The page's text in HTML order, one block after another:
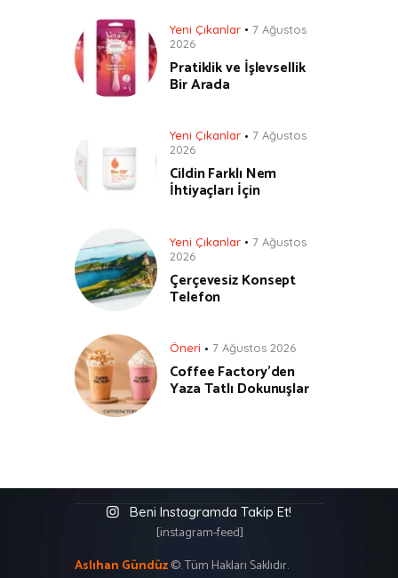
Yeni Çıkanlar
7 Ağustos
2026
Pratiklik ve İşlevsellik
Bir Arada
Yeni Çıkanlar
7 Ağustos
2026
Cildin Farklı Nem
İhtiyaçları İçin
Yeni Çıkanlar
7 Ağustos
2026
Çerçevesiz Konsept
Telefon
Öneri 7 Ağustos 2026
Coffee Factory’den
Yaza Tatlı Dokunuşlar
Beni Instagramda Takip Et!
[instagram-feed]
Aslıhan Gündüz©. Tüm Hakları Saklıdır.